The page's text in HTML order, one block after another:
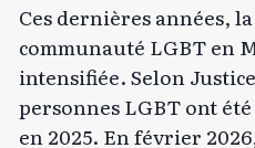
Ces dernières années,
communauté LGBT en
intensifiée. Selon
personnes LGBT ont
en 2025. En février